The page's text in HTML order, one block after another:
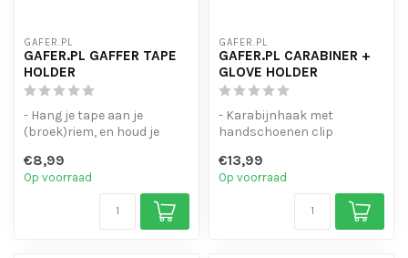
GAFER.PL
GAFER.PL GAFFER TAPE
HOLDER
- Hang je tape aan je
(broek)riem, en houd je
- Voor max 3 ...
€8,99
Op voorraad
GAFER.PL
GAFER.PL CARABINER +
GLOVE HOLDER
- Karabijnhaak met
handschoenen clip
dubbelzijdige veersluit...
€13,99
Op voorraad